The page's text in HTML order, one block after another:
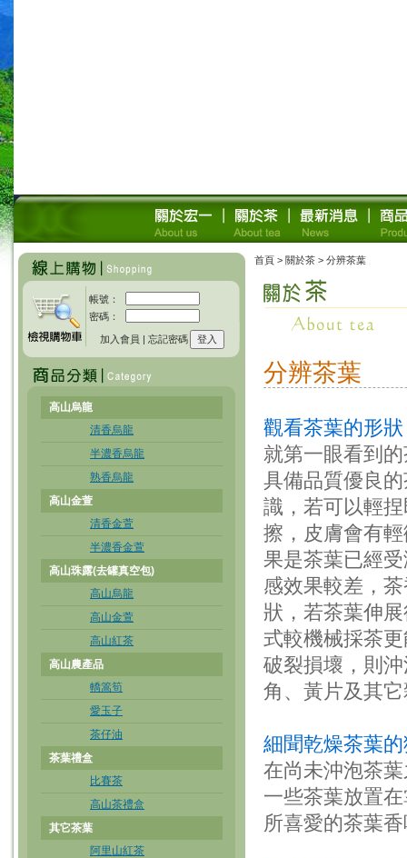
帳號：
密碼：
加入會員 | 忘記密碼
高山烏龍
清香烏龍
半濃香烏龍
熟香烏龍
高山金萱
清香金萱
半濃香金萱
高山珠露(去罐真空包)
高山烏龍
高山金萱
高山紅茶
高山農產品
轎篙筍
愛玉子
茶仔油
茶葉禮盒
比賽茶
高山茶禮盒
其它茶葉
阿里山紅茶
首頁 > 關於茶 > 分辨茶葉
分辨茶葉
觀看茶葉的形狀
就第一眼看到
具備品質優良
識，若可以輕
擦，皮膚會有
果是茶葉已經
感效果較差，
狀，若茶葉伸
式較機械採茶
破裂損壞，則
角、黃片及其
細聞乾燥茶葉
在尚未沖泡茶
一些茶葉放置
所喜愛的茶葉